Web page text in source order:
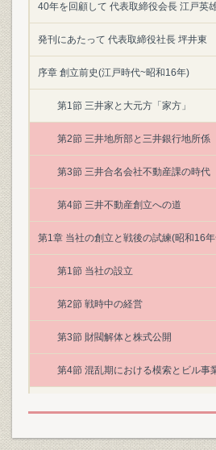
40年を回顧して 代表取締役会長 江戸英
発刊にあたって 代表取締役社長 坪井東
序章 創立前史(江戸時代~昭和16年)
第1節 三井家と大元方「家方」
第2節 三井地所部と三井銀行地所係
第3節 三井合名会社不動産課の時代
第4節 三井不動産創立への道
第1章 当社の創立と戦後の試練(昭和16
第1節 当社の設立
第2節 戦時中の経営
第3節 財閥解体と株式公開
第4節 混乱期における模索とビル事
第1節 高度成長と用地需要